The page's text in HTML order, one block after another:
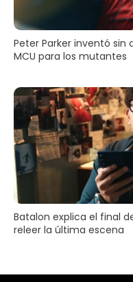
Peter Parker inventó sin
MCU para los mutantes
Batalon explica el final
releer la última escena